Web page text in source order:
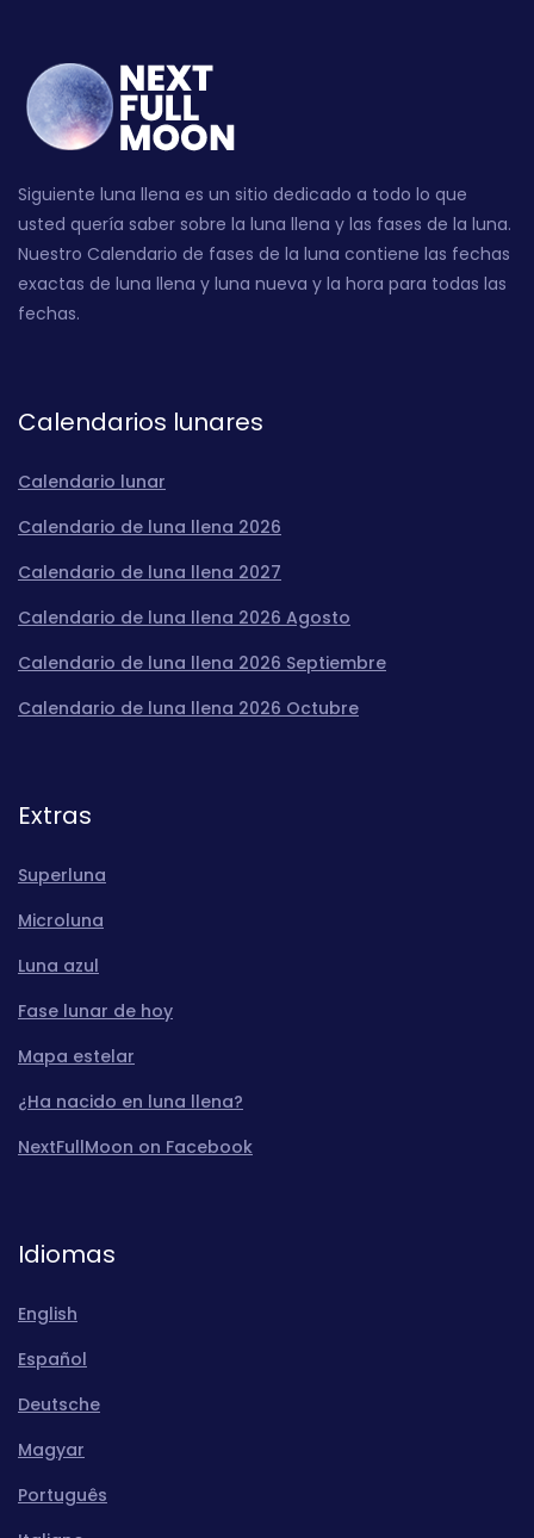
Siguiente luna llena es un sitio dedicado a todo lo que
usted quería saber sobre la luna llena y las fases de la luna.
Nuestro Calendario de fases de la luna contiene las fechas
exactas de luna llena y luna nueva y la hora para todas las
fechas.
Calendarios lunares
Calendario lunar
Calendario de luna llena 2026
Calendario de luna llena 2027
Calendario de luna llena 2026 Agosto
Calendario de luna llena 2026 Septiembre
Calendario de luna llena 2026 Octubre
Extras
Superluna
Microluna
Luna azul
Fase lunar de hoy
Mapa estelar
¿Ha nacido en luna llena?
NextFullMoon on Facebook
Idiomas
English
Español
Deutsche
Magyar
Português